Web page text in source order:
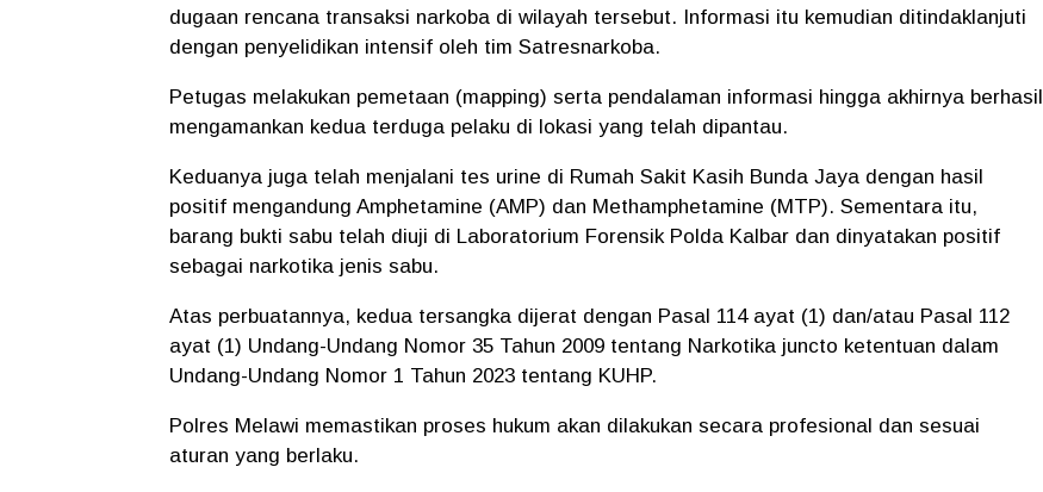
dugaan rencana transaksi narkoba di wilayah tersebut. Informasi itu kemudian ditindaklanjuti
dengan penyelidikan intensif oleh tim Satresnarkoba.
Petugas melakukan pemetaan (mapping) serta pendalaman informasi hingga akhirnya berhasil
mengamankan kedua terduga pelaku di lokasi yang telah dipantau.
Keduanya juga telah menjalani tes urine di Rumah Sakit Kasih Bunda Jaya dengan hasil
positif mengandung Amphetamine (AMP) dan Methamphetamine (MTP). Sementara itu,
barang bukti sabu telah diuji di Laboratorium Forensik Polda Kalbar dan dinyatakan positif
sebagai narkotika jenis sabu.
Atas perbuatannya, kedua tersangka dijerat dengan Pasal 114 ayat (1) dan/atau Pasal 112
ayat (1) Undang-Undang Nomor 35 Tahun 2009 tentang Narkotika juncto ketentuan dalam
Undang-Undang Nomor 1 Tahun 2023 tentang KUHP.
Polres Melawi memastikan proses hukum akan dilakukan secara profesional dan sesuai
aturan yang berlaku.